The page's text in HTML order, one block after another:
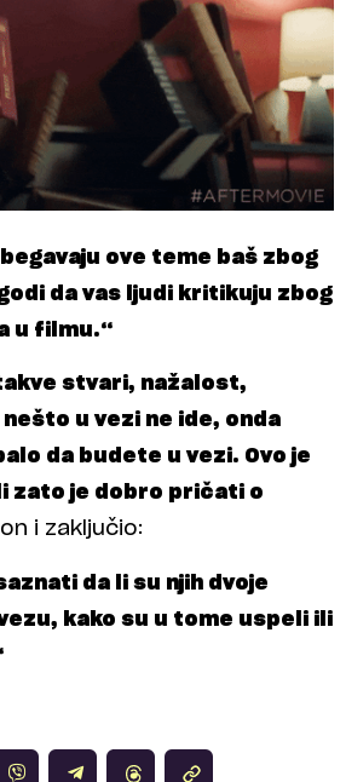
ove teme baš zbog
da vas ljudi kritikuju zbog
u filmu.“
stvari, nažalost,
u vezi ne ide, onda
da budete u vezi. Ovo je
zato je dobro pričati o
i zaključio:
da li su njih dvoje
kako su u tome uspeli ili